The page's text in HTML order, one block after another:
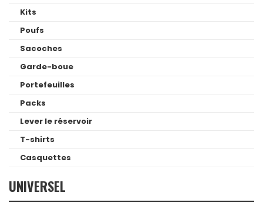
Kits
Poufs
Sacoches
Garde-boue
Portefeuilles
Packs
Lever le réservoir
T-shirts
Casquettes
UNIVERSEL